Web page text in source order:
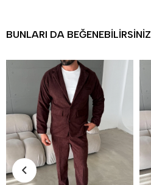
BUNLARI DA BEĞENEBILIRSINIZ